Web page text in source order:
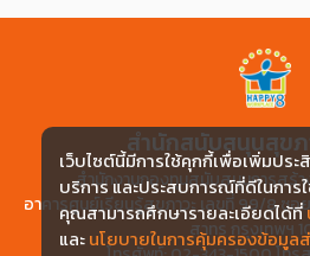
สำนักสนับสนุนสุขภ
สำนักงานกองทุนสนับสนุนการสร้
อาคารศูนย์เรียนรู้สุขภาวะ เลขที่ 99/8 ซอ
สาทร กรุงเทพฯ
เว็บไซต์นี้มีการใช้คุกกี้เพื่อเพิ่มประ
บริการ และประสบการณ์ที่ดีในกา
คุณสามารถศึกษารายละเอียดได้ที่
และนโยบายในการคุ้มครองข้อมูล